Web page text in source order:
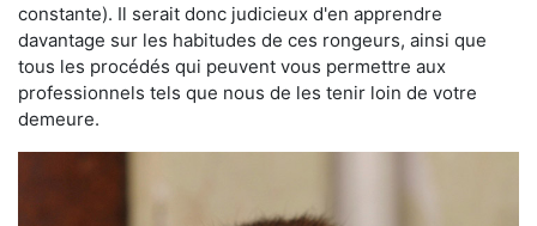
constante). Il serait donc judicieux d'en apprendre
davantage sur les habitudes de ces rongeurs, ainsi que
tous les procédés qui peuvent vous permettre aux
professionnels tels que nous de les tenir loin de votre
demeure.